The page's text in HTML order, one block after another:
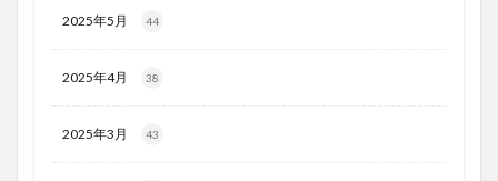
2025年5月 44
2025年4月 38
2025年3月 43